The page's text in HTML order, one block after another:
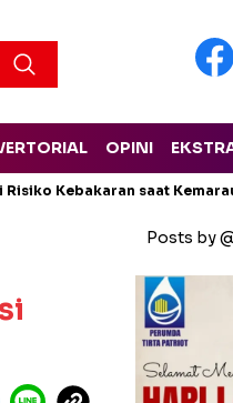
OPINI
Risiko Kebakaran saat
Posts by